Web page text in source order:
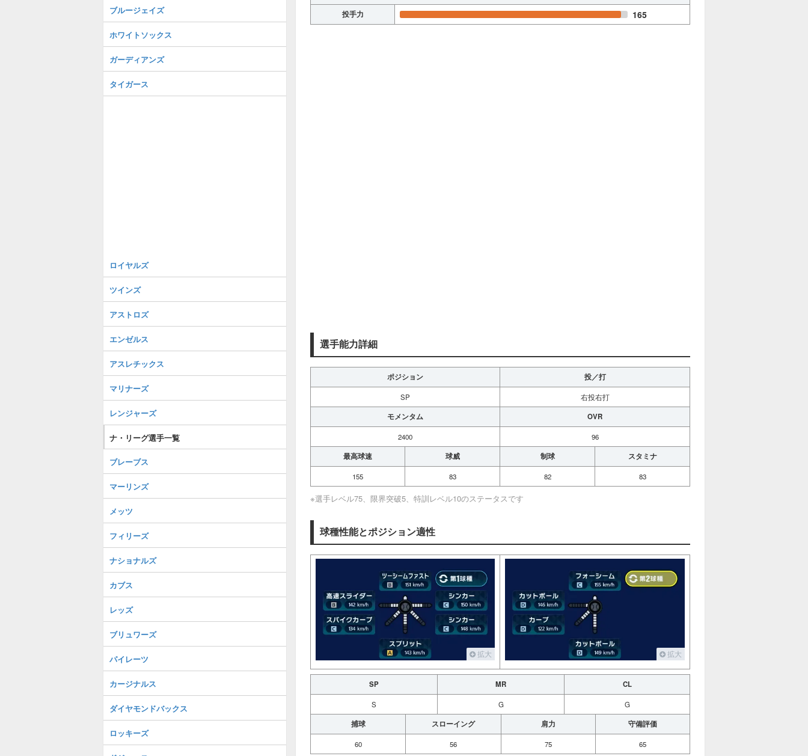
投手力
165
選手能力詳細
ポジション 投／打
SP 右投右打
モメンタム OVR
2400 96
最高球速 球威 制球 スタミナ
155 83 82 83
※選手レベル75、限界突破5、特訓レベル10のステータスです
球種性能とポジション適性
拡大 拡大
SP MR CL
S G G
捕球 スローイング 肩力 守備評価
60 56 75 65
ブルージェイズ
ホワイトソックス
ガーディアンズ
タイガース
ロイヤルズ
ツインズ
アストロズ
エンゼルス
アスレチックス
マリナーズ
レンジャーズ
ナ・リーグ選手一覧
ブレーブス
マーリンズ
メッツ
フィリーズ
ナショナルズ
カブス
レッズ
ブリュワーズ
パイレーツ
カージナルス
ダイヤモンドバックス
ロッキーズ